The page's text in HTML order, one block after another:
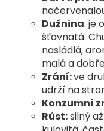
Dužnina: je
šťavnatá.
nasládlá,
malá a
Zrání:ve
udrží na
Konzumní
Růst:silný